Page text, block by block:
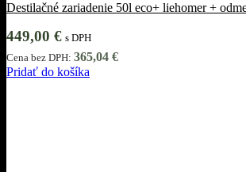
Destilačné zariadenie 50l eco+ liehomer +
449,00 € s DPH
Cena bez DPH: 365,04 €
Pridať do košíka